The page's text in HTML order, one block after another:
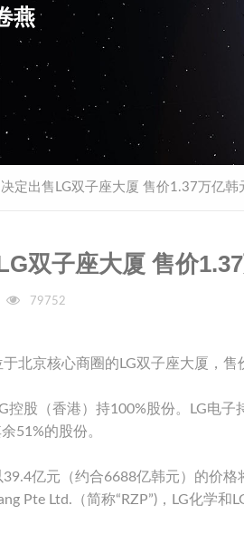
燕
定出售LG双子座大厦 售价1.37万亿韩
双子座大厦 售价
79752
北京核心商圈的LG双子座大厦，售
控股（香港）持100%股份。LG电
51%的股份。
亿元（约合6688亿韩元）的价
Pte Ltd.（简称“RZP”)，LG化学